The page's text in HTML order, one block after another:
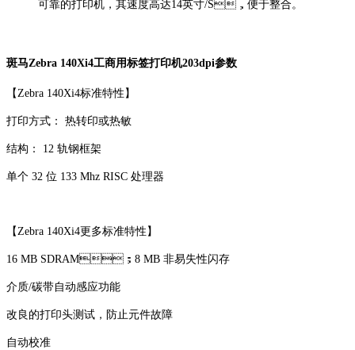
可靠的打印机，其速度高达14英寸/S，便于整合。
斑马Zebra 140Xi4工商用标签打印机203dpi参数
【Zebra 140Xi4标准特性】
打印方式： 热转印或热敏
结构： 12 轨钢框架
单个 32 位 133 Mhz RISC 处理器
【Zebra 140Xi4更多标准特性】
16 MB SDRAM；8 MB 非易失性闪存
介质/碳带自动感应功能
改良的打印头测试，防止元件故障
自动校准